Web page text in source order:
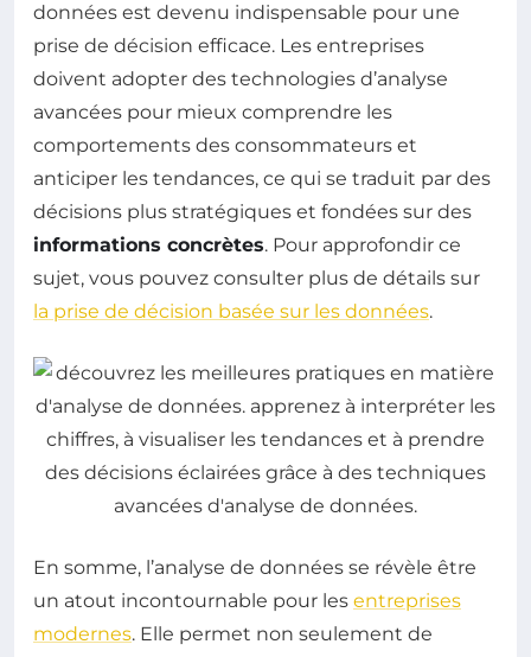
données est devenu indispensable pour une
prise de décision efficace. Les entreprises
doivent adopter des technologies d’analyse
avancées pour mieux comprendre les
comportements des consommateurs et
anticiper les tendances, ce qui se traduit par des
décisions plus stratégiques et fondées sur des
informations concrètes. Pour approfondir ce
sujet, vous pouvez consulter plus de détails sur
la prise de décision basée sur les données.
En somme, l’analyse de données se révèle être
un atout incontournable pour les entreprises
modernes. Elle permet non seulement de